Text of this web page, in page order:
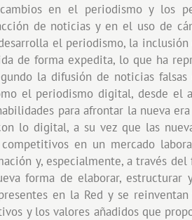
cambios en el periodismo y los
de noticias y en el uso de
el periodismo, la inclusión
de forma expedita, lo que ha
la difusión de noticias
el periodismo digital, desde
para afrontar la nueva
lo digital, a su vez que las
en un mercado
y, especialmente, a través
forma de elaborar, estructurar
en la Red y se
y los valores añadidos que